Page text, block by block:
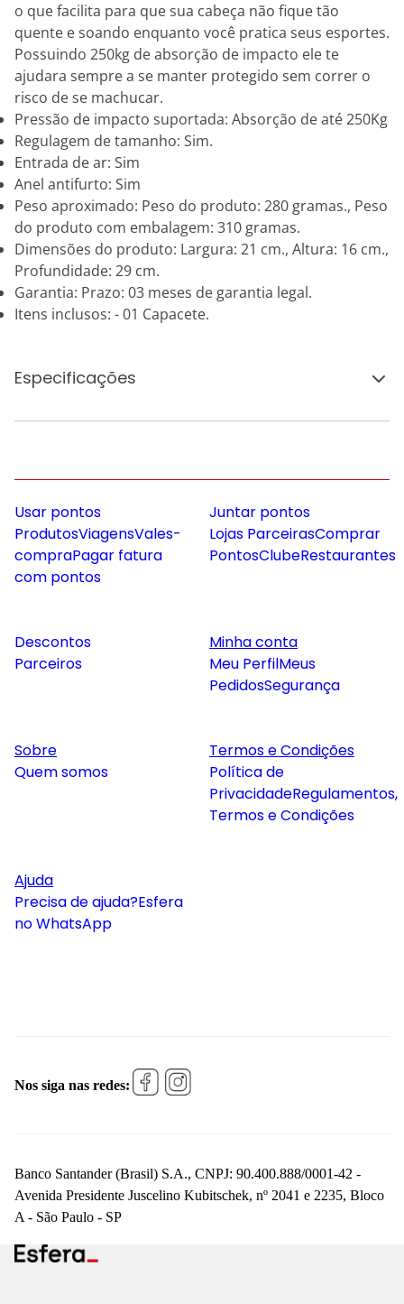
o que facilita para que sua cabeça não fique tão
quente e soando enquanto você pratica seus esportes.
Possuindo 250kg de absorção de impacto ele te
ajudara sempre a se manter protegido sem correr o
risco de se machucar.
Pressão de impacto suportada: Absorção de até 250Kg
Regulagem de tamanho: Sim.
Entrada de ar: Sim
Anel antifurto: Sim
Peso aproximado: Peso do produto: 280 gramas., Peso
do produto com embalagem: 310 gramas.
Dimensões do produto: Largura: 21 cm., Altura: 16 cm.,
Profundidade: 29 cm.
Garantia: Prazo: 03 meses de garantia legal.
Itens inclusos: - 01 Capacete.
Especificações
Usar pontos
ProdutosViagensVales-
compraPagar fatura
com pontos
Juntar pontos
Lojas ParceirasComprar
PontosClubeRestaurantes
Descontos
Parceiros
Minha conta
Meu PerfilMeus
PedidosSegurança
Sobre
Quem somos
Termos e Condições
Política de
PrivacidadeRegulamentos,
Termos e Condições
Ajuda
Precisa de ajuda?Esfera
no WhatsApp
Nos siga nas redes:
Banco Santander (Brasil) S.A., CNPJ: 90.400.888/0001-42 -
Avenida Presidente Juscelino Kubitschek, nº 2041 e 2235, Bloco
A - São Paulo - SP